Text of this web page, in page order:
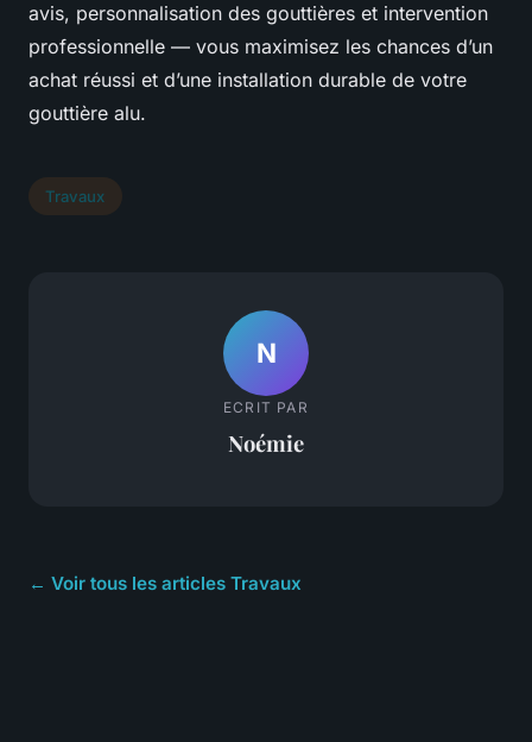
avis, personnalisation des gouttières et intervention
professionnelle — vous maximisez les chances d’un
achat réussi et d’une installation durable de votre
gouttière alu.
Travaux
N
ECRIT PAR
Noémie
← Voir tous les articles Travaux